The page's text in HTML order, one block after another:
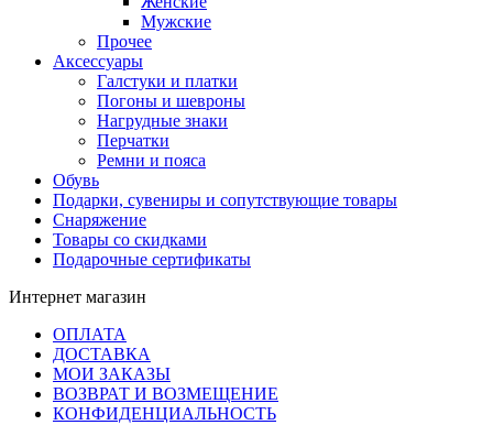
Мужские
Прочее
Аксессуары
Галстуки и платки
Погоны и шевроны
Нагрудные знаки
Перчатки
Ремни и пояса
Обувь
Подарки, сувениры и сопутствующие товары
Снаряжение
Товары со скидками
Подарочные сертификаты
Интернет магазин
ОПЛАТА
ДОСТАВКА
МОИ ЗАКАЗЫ
ВОЗВРАТ И ВОЗМЕЩЕНИЕ
КОНФИДЕНЦИАЛЬНОСТЬ